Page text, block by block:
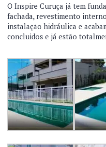
O Inspire Curuça já tem
fachada, revestimento
instalação hidráulica e
concluidos e já estão